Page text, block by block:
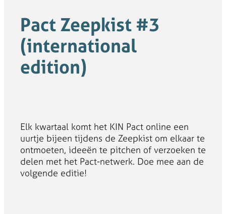
Pact Zeepkist #3
(international
edition)
Elk kwartaal komt het KIN Pact online een
uurtje bijeen tijdens de Zeepkist om elkaar te
ontmoeten, ideeën te pitchen of verzoeken te
delen met het Pact-netwerk. Doe mee aan de
volgende editie!